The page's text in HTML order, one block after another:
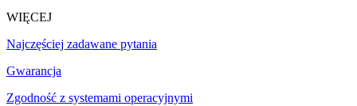
WIĘCEJ
Najczęściej zadawane pytania
Gwarancja
Zgodność z systemami operacyjnymi